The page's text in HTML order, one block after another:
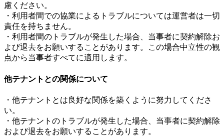
慮ください。
・利用者間での協業によるトラブルについては運営者は一切
責任を持ちません。
・利用者間のトラブルが発生した場合、当事者に契約解除お
よび退去をお願いすることがあります。この場合中立性の観
点から当事者すべてに適用します。
他テナントとの関係について
・他テナントとは良好な関係を築くように努力してくださ
い。
・他テナントのトラブルが発生した場合、当事者に契約解除
および退去をお願いすることがあります。